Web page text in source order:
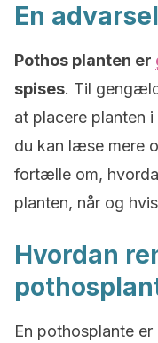
En advarsel
Pothos planten er
spises. Til
at placere planten
du kan læse mere
fortælle om,
planten, når og
Hvordan
En pothosplante